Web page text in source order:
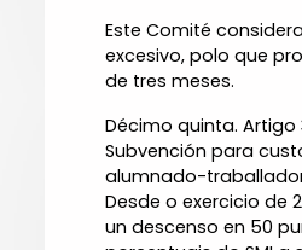
Este Comité
excesivo, polo que
de tres meses.
Décimo quinta. Artigo
Subvención para
alumnado-
Desde o exercicio de
un descenso en 50